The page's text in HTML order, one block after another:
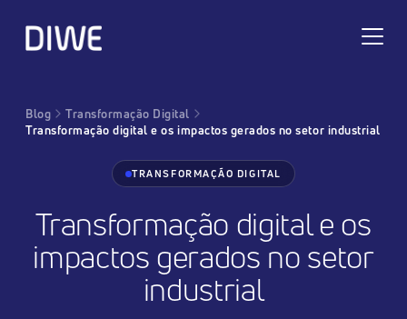
Blog
Transformação Digital
Transformação digital e os impactos gerados no setor industrial
TRANSFORMAÇÃO DIGITAL
Transformação digital e os
impactos gerados no setor
industrial